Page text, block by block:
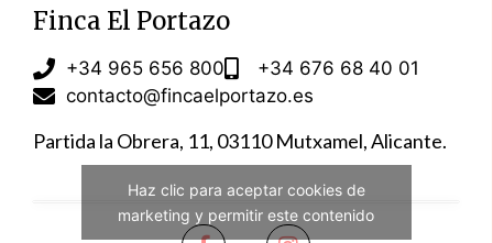
Finca El Portazo
+34 965 656 800
+34 676 68 40 01
contacto@fincaelportazo.es
Partida la Obrera, 11, 03110 Mutxamel, Alicante.
Haz clic para aceptar cookies de
marketing y permitir este contenido